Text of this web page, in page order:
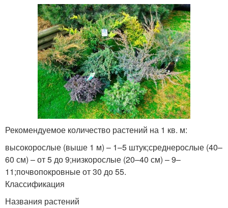
Рекомендуемое количество растений на 1 кв. м:
высокорослые (выше 1 м) – 1–5 штук;среднерослые (40–
60 см) – от 5 до 9;низкорослые (20–40 см) – 9–
11;почвопокровные от 30 до 55.
Классификация
Названия растений